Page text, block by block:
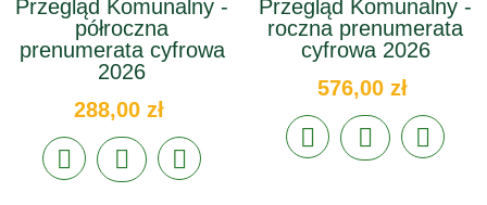
Przegląd Komunalny -
półroczna
prenumerata cyfrowa
2026
288,00 zł
Przegląd Komunalny -
roczna prenumerata
cyfrowa 2026
576,00 zł